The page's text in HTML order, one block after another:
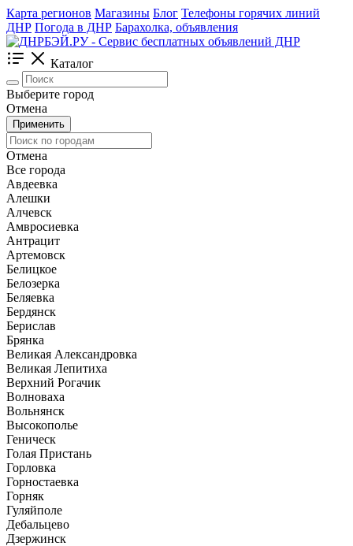
Карта регионов Магазины Блог Телефоны горячих линий
ДНР Погода в ДНР Барахолка, объявления
Каталог
Выберите город
Отмена
Применить
Отмена
Все города
Авдеевка
Алешки
Алчевск
Амвросиевка
Антрацит
Артемовск
Белицкое
Белозерка
Беляевка
Бердянск
Берислав
Брянка
Великая Александровка
Великая Лепитиха
Верхний Рогачик
Волноваха
Вольнянск
Высокополье
Геническ
Голая Пристань
Горловка
Горностаевка
Горняк
Гуляйполе
Дебальцево
Дзержинск